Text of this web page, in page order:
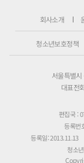
회사소개
청소년보호정책
서울특별
대표전
편집국 :
등록번
등록일: 2013.11.13
청소